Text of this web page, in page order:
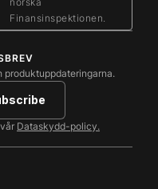
Finansinspektionen.
produktuppdateringarna.
Dataskydd-policy.